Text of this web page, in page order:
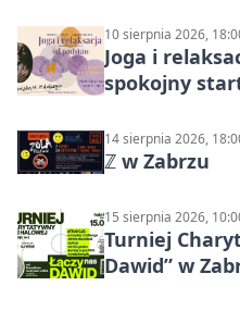
10 sierpnia 2026,
Joga i
spokojny
14 sierpnia 2026,
ℤ w Zabrzu
15 sierpnia 2026,
Turniej
Dawid” w